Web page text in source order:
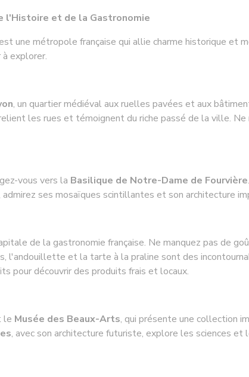
l'Histoire et de la Gastronomie
une métropole française qui allie charme historique et
explorer.
, un quartier médiéval aux ruelles pavées et aux
les rues et témoignent du riche passé de la ville. Ne
vous vers la Basilique de Notre-Dame de Fourvière
ses mosaïques scintillantes et son architecture
de la gastronomie française. Ne manquez pas de
l'andouillette et la tarte à la praline sont des
pour découvrir des produits frais et locaux.
le Musée des Beaux-Arts, qui présente une collection
, avec son architecture futuriste, explore les sciences et